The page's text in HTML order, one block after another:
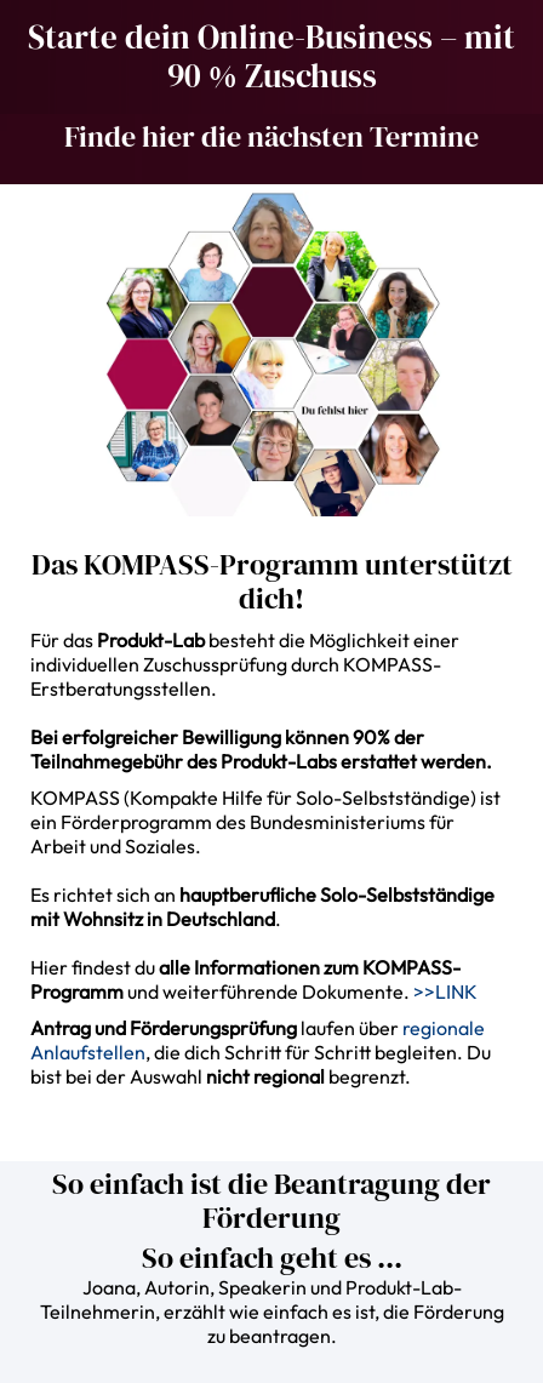
Starte dein Online-Business – mit
90 % Zuschuss
Finde hier die nächsten Termine
Das KOMPASS-Programm unterstützt
dich!
Für das Produkt-Labbesteht die Möglichkeit einer
individuellen Zuschussprüfung durch KOMPASS-
Erstberatungsstellen.
Bei erfolgreicher Bewilligung können 90% der
Teilnahmegebühr des Produkt-Labs erstattet werden.
KOMPASS (Kompakte Hilfe für Solo-Selbstständige) ist
ein Förderprogramm des Bundesministeriums für
Arbeit und Soziales.
Es richtet sich an hauptberufliche Solo-Selbstständige
mit Wohnsitz in Deutschland.
Hier findest dualle Informationen zum KOMPASS-
Programmund weiterführende Dokumente. >>LINK
Antrag und Förderungsprüfung laufen über regionale
Anlaufstellen, die dich Schritt für Schritt begleiten. Du
bist bei der Auswahl nicht regional begrenzt.
So einfach ist die Beantragung der
Förderung
So einfach geht es ...
Joana, Autorin, Speakerin und Produkt-Lab-
Teilnehmerin, erzählt wie einfach es ist, die Förderung
zu beantragen.